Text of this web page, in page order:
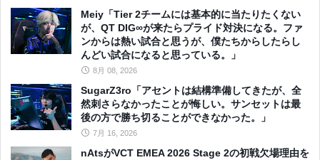
Meiy「Tier 2チームには基本的に当たりたくない
が、QT DIG∞が来たらプライド対決になる。ファ
ンからは熱い試合と思うが、僕たちからしたらし
んどい試合になると思っている。」
8月 08, 2026
SugarZ3ro「アセントは結構準備してきたが、全
然刺さらなかったことが悔しい。サンセットは最
後の方で勝ち切ることができなかった。」
7月 16, 2026
nAtsがVCT EMEA 2026 Stage 2の初戦欠場理由を